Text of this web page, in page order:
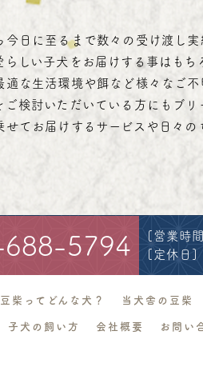
今日に至るまで数々の受け渡し
らしい子犬をお届けする事はも
適な生活環境や餌など様々なご
ご検討いただいている方にもブ
せてお届けするサービスや日々
5794
[営業時
[定休日]
豆柴ってどんな犬？ 当犬舎の豆柴
子犬の飼い方 会社概要 お問い